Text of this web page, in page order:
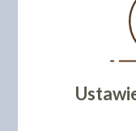
POKAŻ
Rekomendacje: